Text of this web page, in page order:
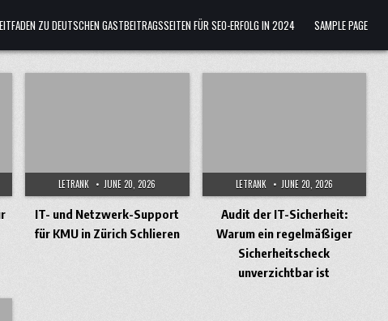
ZU DEUTSCHEN GASTBEITRAGSSEITEN FÜR SEO-ERFOLG IN 2024 SAMPLE PAGE
LETRANK JUNE 20, 2026
IT- und Netzwerk-Support
für KMU in Zürich Schlieren
LETRANK JUNE 20, 2026
Audit der IT-Sicherheit:
Warum ein regelmäßiger
Sicherheitscheck
unverzichtbar ist